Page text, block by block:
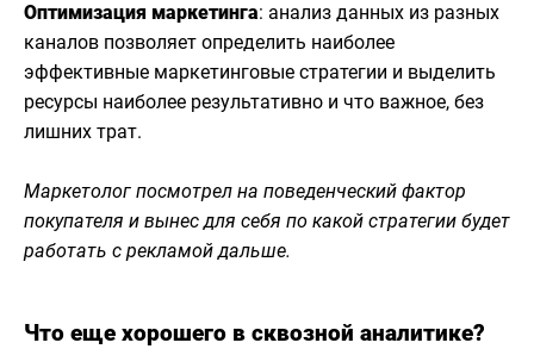
Оптимизация маркетинга: анализ данных из разных
каналов позволяет определить наиболее
эффективные маркетинговые стратегии и выделить
ресурсы наиболее результативно и что важное, без
лишних трат.
Маркетолог посмотрел на поведенческий фактор
покупателя и вынес для себя по какой стратегии будет
работать с рекламой дальше.
Что еще хорошего в сквозной аналитике?